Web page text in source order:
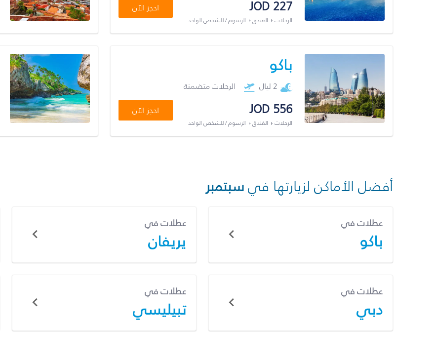
JOD 227
الرحلات + الفندق + الرسوم / للشخص الواحد
احجز الآن
باكو
2 ليال الرحلات متضمنة
JOD 556
الرحلات + الفندق + الرسوم / للشخص الواحد
احجز الآن
أفضل الأماكن لزيارتها فيسبتمبر
عطلات في
باكو
عطلات في
يريفان
عطلات في
دبي
عطلات في
تبيليسي